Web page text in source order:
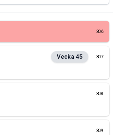
306
Vecka45 307
308
309